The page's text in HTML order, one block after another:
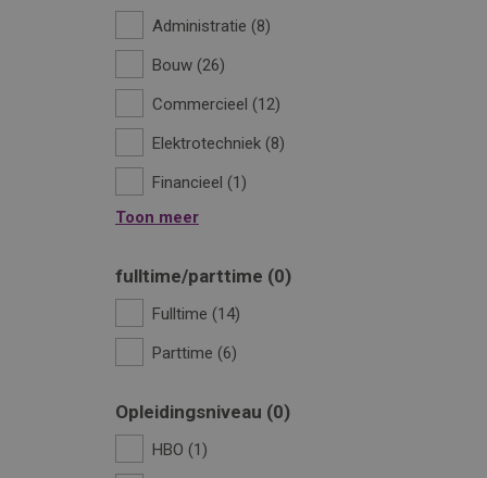
Administratie
8
Bouw 26
Commercieel
12
Elektrotechniek 8
Financieel
1
Toon meer
fulltime/parttime 0
Fulltime
14
Parttime 6
Opleidingsniveau 0
HBO
1